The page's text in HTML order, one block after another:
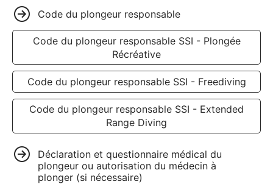
Code du plongeur responsable
Code du plongeur responsable SSI - Plongée
Récréative
Code du plongeur responsable SSI - Freediving
Code du plongeur responsable SSI - Extended
Range Diving
Déclaration et questionnaire médical du
plongeur ou autorisation du médecin à
plonger (si nécessaire)